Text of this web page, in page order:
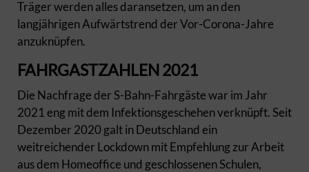
Träger werden alles daransetzen, um an den
langjährigen Aufwärtstrend der Vor-Corona-Jahre
anzuknüpfen.
FAHRGASTZAHLEN 2021
Die Nachfrage der S-Bahn-Fahrgäste war im Jahr
2021 eng mit dem Infektionsgeschehen verknüpft. Seit
Dezember 2020 galt in Deutschland ein
weitreichender Lockdown mit Empfehlung zur Arbeit
aus dem Homeoffice und geschlossenen Schulen,